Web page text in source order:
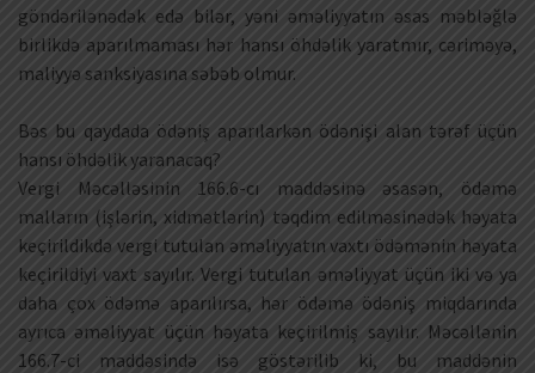
göndərilənədək edə bilər, yəni əməliyyatın əsas məbləğlə
birlikdə aparılmaması hər hansı öhdəlik yaratmır, cəriməyə,
maliyyə sanksiyasına səbəb olmur.
Bəs bu qaydada ödəniş aparılarkən ödənişi alan tərəf üçün
hansı öhdəlik yaranacaq?
Vergi Məcəlləsinin 166.6-cı maddəsinə əsasən, ödəmə
malların (işlərin, xidmətlərin) təqdim edilməsinədək həyata
keçirildikdə vergi tutulan əməliyyatın vaxtı ödəmənin həyata
keçirildiyi vaxt sayılır. Vergi tutulan əməliyyat üçün iki və ya
daha çox ödəmə aparılırsa, hər ödəmə ödəniş miqdarında
ayrıca əməliyyat üçün həyata keçirilmiş sayılır. Məcəllənin
166.7-ci maddəsində isə göstərilib ki, bu maddənin